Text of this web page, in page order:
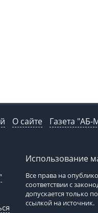
О сайте Газета "АБ-
Использование
Все права на
соответствии с
допускается только
ссылкой на источник.